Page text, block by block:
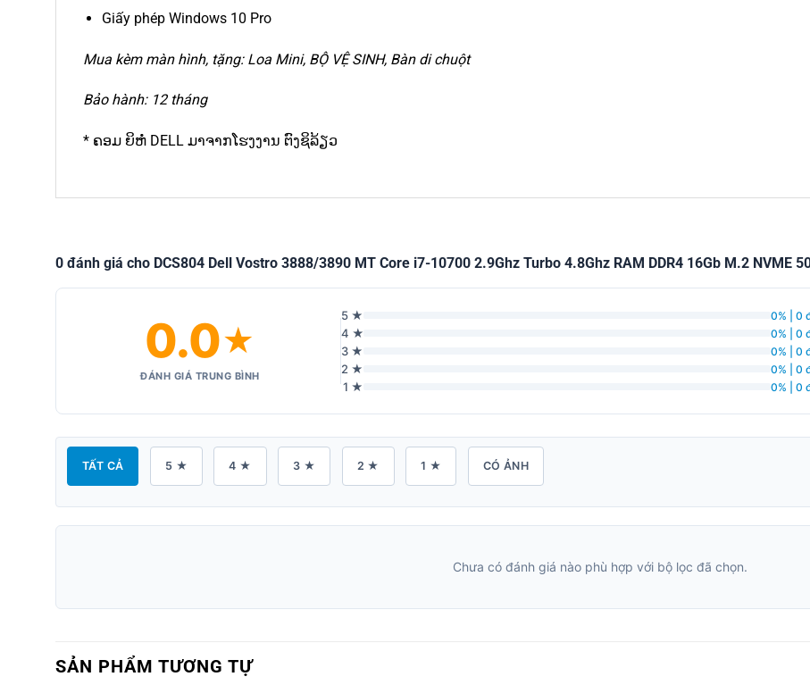
Giấy phép Windows 10 Pro
Mua kèm màn hình, tặng: Loa Mini, BỘ VỆ SINH, Bàn di chuột
Bảo hành: 12 tháng
* ຄອມ ຍິຫໍ່ DELL ມາຈາກໂຮງງານ ຕົງຊິລ້ຽວ
0 đánh giá cho DCS804 Dell Vostro 3888/3890 MT Core i7-10700 2.9Ghz Turbo 4.8Ghz RAM DDR4 16Gb M.2 NVME
0.0★
ĐÁNH GIÁ TRUNG BÌNH
5 ★ 0% | 0
4 ★ 0% | 0
3 ★ 0% | 0
2 ★ 0% | 0
1 ★ 0% | 0
TẤT CẢ 5 ★ 4 ★ 3 ★ 2 ★ 1 ★ CÓ ẢNH
Chưa có đánh giá nào phù hợp với bộ lọc đã chọn.
SẢN PHẨM TƯƠNG TỰ